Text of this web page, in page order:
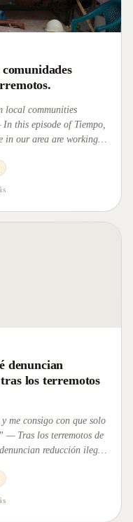
local communities
this episode of Tiempo,
in our area are working
denuncian
los terremotos
me consigo con que solo
— Tras los terremotos de
reducción ilegal
de despido. Maryolga
analiza el marco legal
enfrentan comercios y
Al menos seis